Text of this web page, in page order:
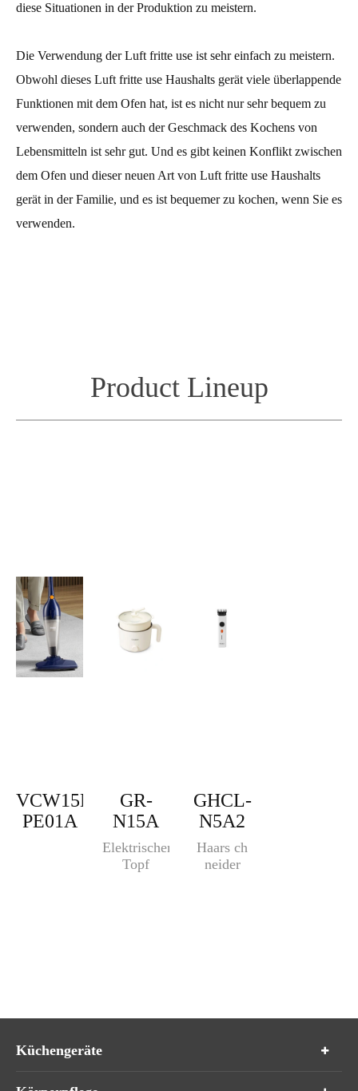
diese Situationen in der Produktion zu meistern.
Die Verwendung der Luft fritte use ist sehr einfach zu meistern.
Obwohl dieses Luft fritte use Haushalts gerät viele überlappende
Funktionen mit dem Ofen hat, ist es nicht nur sehr bequem zu
verwenden, sondern auch der Geschmack des Kochens von
Lebensmitteln ist sehr gut. Und es gibt keinen Konflikt zwischen
dem Ofen und dieser neuen Art von Luft fritte use Haushalts
gerät in der Familie, und es ist bequemer zu kochen, wenn Sie es
verwenden.
Product Lineup
VCW15M-
PE01A
GR-
N15A
Elektrischer
Topf
GHCL-
N5A2
Haars ch
neider
Küchengeräte